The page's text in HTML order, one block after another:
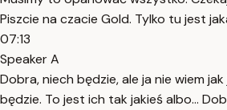
Piszcie na czacie Gold. Tylko tu jest
07:13
Speaker A
Dobra, niech będzie, ale ja nie wiem
będzie. To jest ich tak jakieś albo...